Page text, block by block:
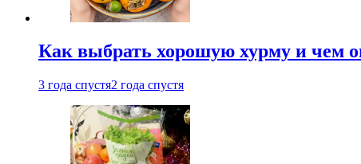
Как выбрать хорошую хурму и чем
3 года спустя2 года спустя